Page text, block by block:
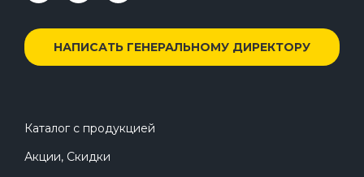
НАПИСАТЬ ГЕНЕРАЛЬНОМУ ДИРЕКТОРУ
Каталог с продукцией
Акции, Скидки